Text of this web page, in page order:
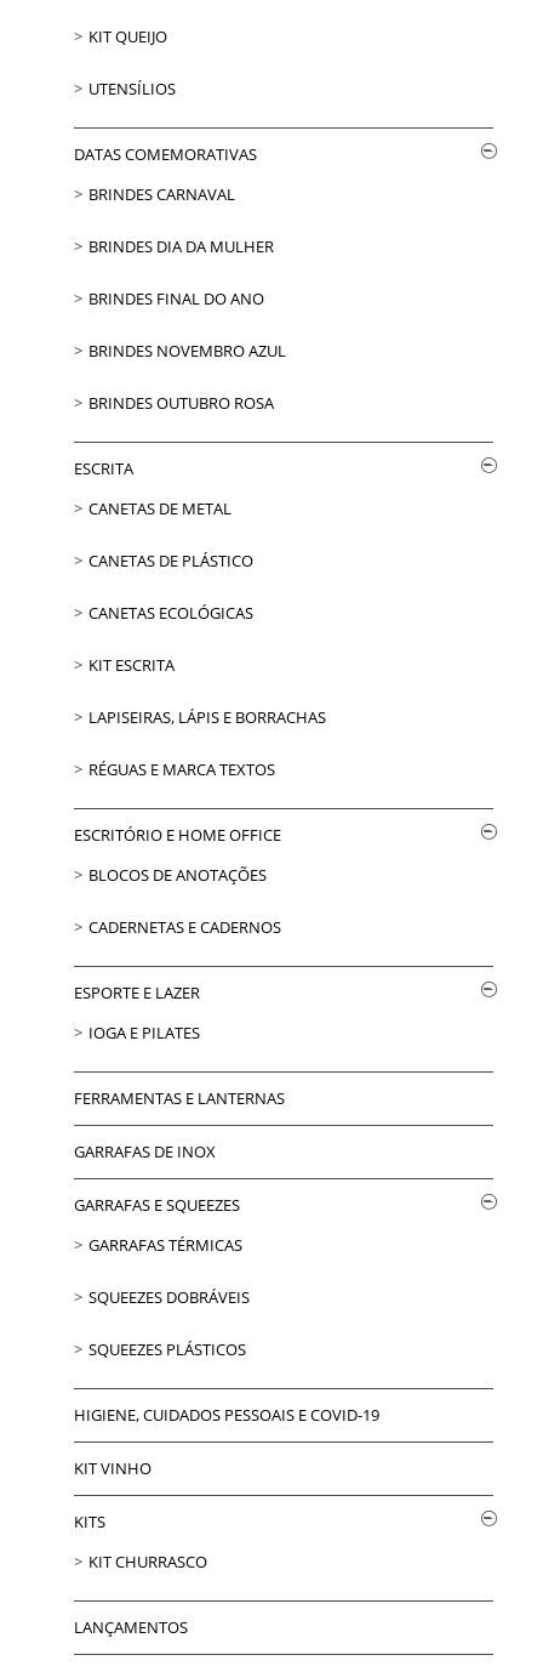
KIT QUEIJO
UTENSÍLIOS
DATAS COMEMORATIVAS
BRINDES CARNAVAL
BRINDES DIA DA MULHER
BRINDES FINAL DO ANO
BRINDES NOVEMBRO AZUL
BRINDES OUTUBRO ROSA
ESCRITA
CANETAS DE METAL
CANETAS DE PLÁSTICO
CANETAS ECOLÓGICAS
KIT ESCRITA
LAPISEIRAS, LÁPIS E BORRACHAS
RÉGUAS E MARCA TEXTOS
ESCRITÓRIO E HOME OFFICE
BLOCOS DE ANOTAÇÕES
CADERNETAS E CADERNOS
ESPORTE E LAZER
IOGA E PILATES
FERRAMENTAS E LANTERNAS
GARRAFAS DE INOX
GARRAFAS E SQUEEZES
GARRAFAS TÉRMICAS
SQUEEZES DOBRÁVEIS
SQUEEZES PLÁSTICOS
HIGIENE, CUIDADOS PESSOAIS E COVID-19
KIT VINHO
KITS
KIT CHURRASCO
LANÇAMENTOS